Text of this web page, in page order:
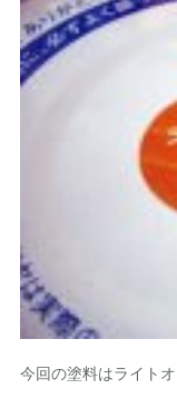
今回の塗料はライト